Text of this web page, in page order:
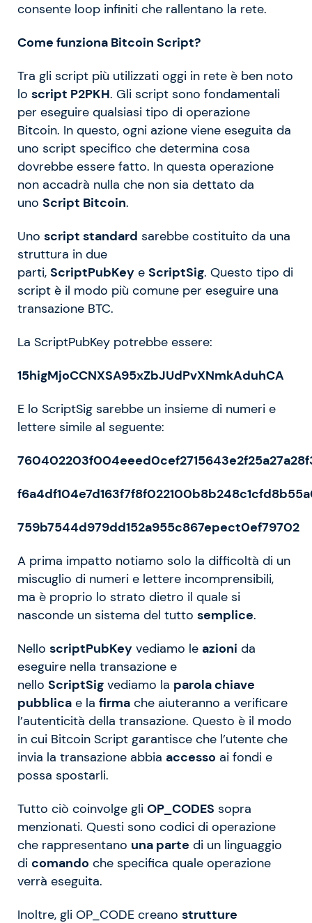
consente loop infiniti che rallentano la rete.
Come funziona Bitcoin Script?
Tra gli script più utilizzati oggi in rete è ben noto
lo script P2PKH. Gli script sono fondamentali
per eseguire qualsiasi tipo di operazione
Bitcoin. In questo, ogni azione viene eseguita da
uno script specifico che determina cosa
dovrebbe essere fatto. In questa operazione
non accadrà nulla che non sia dettato da
uno Script Bitcoin.
Uno script standard sarebbe costituito da una
struttura in due
parti, ScriptPubKey e ScriptSig. Questo tipo di
script è il modo più comune per eseguire una
transazione BTC.
La ScriptPubKey potrebbe essere:
15higMjoCCNXSA95xZbJUdPvXNmkAduhCA
E lo ScriptSig sarebbe un insieme di numeri e
lettere simile al seguente:
759b7544d979dd152a955c867epect0ef79702
A prima impatto notiamo solo la difficoltà di un
miscuglio di numeri e lettere incomprensibili,
ma è proprio lo strato dietro il quale si
nasconde un sistema del tutto semplice.
Nello scriptPubKey vediamo le azioni da
eseguire nella transazione e
nello ScriptSig vediamo la parola chiave
pubblica e la firma che aiuteranno a verificare
l’autenticità della transazione. Questo è il modo
in cui Bitcoin Script garantisce che l’utente che
invia la transazione abbia accesso ai fondi e
possa spostarli.
Tutto ciò coinvolge gli OP_CODES sopra
menzionati. Questi sono codici di operazione
che rappresentano una parte di un linguaggio
di comando che specifica quale operazione
verrà eseguita.
Inoltre, gli OP_CODE creano strutture